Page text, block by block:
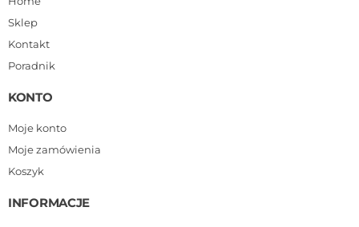
Sklep
Kontakt
Poradnik
KONTO
Moje konto
Moje zamówienia
Koszyk
INFORMACJE